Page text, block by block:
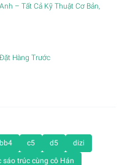
– Tất Cả Kỹ Thuật Cơ Bản,
Hàng Trước
bb4 c5 d5 dizi
sáo trúc cùng cô Hán